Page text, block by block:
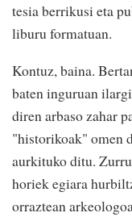
tesia berrikusi eta
liburu formatuan.
Kontuz, baina.
baten inguruan
diren arbaso zahar
"historikoak" omen
aurkituko ditu.
horiek egiara
orraztean